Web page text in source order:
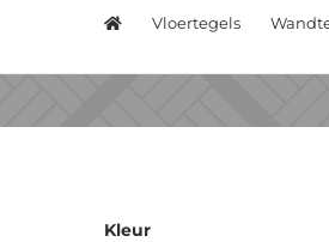
Vloertegels
Kleur